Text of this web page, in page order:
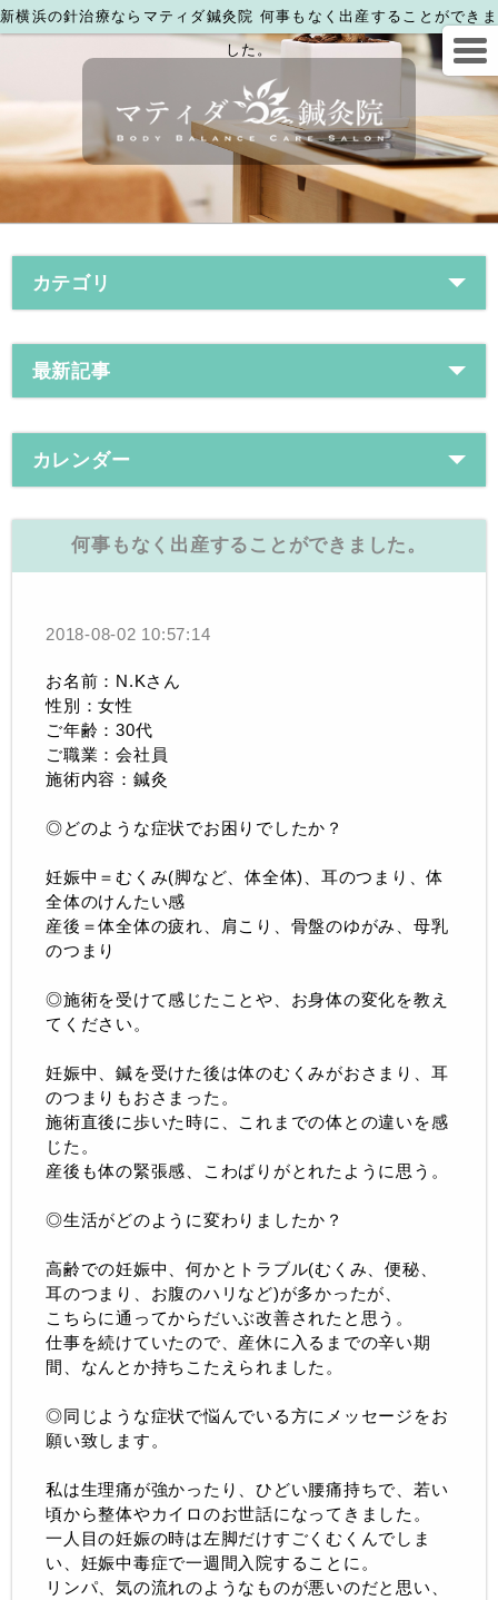
新横浜の針治療ならマティダ鍼灸院 何事もなく出産することができま
した。
カテゴリ
最新記事
カレンダー
何事もなく出産することができました。
2018-08-02 10:57:14
お名前：N.Kさん
性別：女性
ご年齢：30代
ご職業：会社員
施術内容：鍼灸
◎どのような症状でお困りでしたか？
妊娠中＝むくみ(脚など、体全体)、耳のつまり、体
全体のけんたい感
産後＝体全体の疲れ、肩こり、骨盤のゆがみ、母乳
のつまり
◎施術を受けて感じたことや、お身体の変化を教え
てください。
妊娠中、鍼を受けた後は体のむくみがおさまり、耳
のつまりもおさまった。
施術直後に歩いた時に、これまでの体との違いを感
じた。
産後も体の緊張感、こわばりがとれたように思う。
◎生活がどのように変わりましたか？
高齢での妊娠中、何かとトラブル(むくみ、便秘、
耳のつまり、お腹のハリなど)が多かったが、
こちらに通ってからだいぶ改善されたと思う。
仕事を続けていたので、産休に入るまでの辛い期
間、なんとか持ちこたえられました。
◎同じような症状で悩んでいる方にメッセージをお
願い致します。
私は生理痛が強かったり、ひどい腰痛持ちで、若い
頃から整体やカイロのお世話になってきました。
一人目の妊娠の時は左脚だけすごくむくんでしま
い、妊娠中毒症で一週間入院することに。
リンパ、気の流れのようなものが悪いのだと思い、